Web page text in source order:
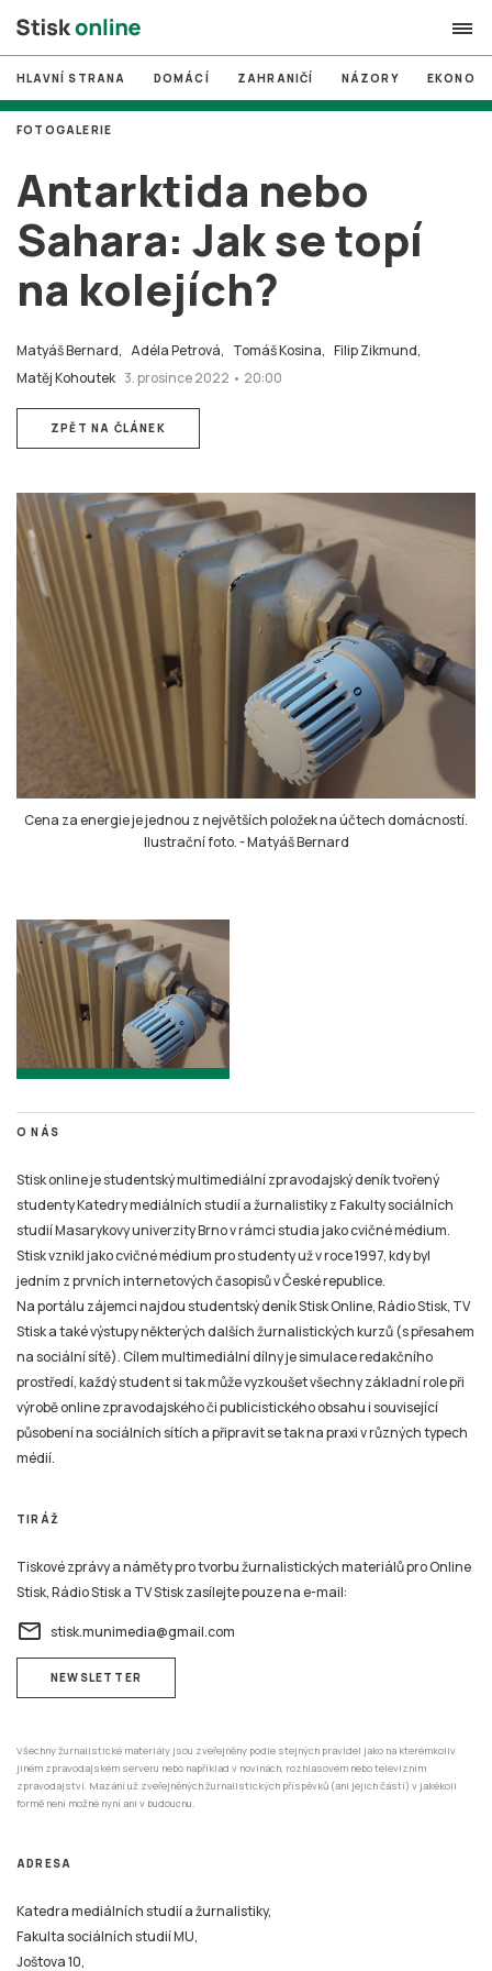
search
# MUNI
# Brno
# volby
login PŘIHLÁSIT SE
Založit nový účet
HLAVNÍ STRANA DOMÁCÍ ZAHRANIČÍ NÁZORY
Antarktida nebo
Sahara: Jak se topí
na kolejích?
Matyáš Bernard, Adéla Petrová, Tomáš Kosina, Filip Zikmund,
Matěj Kohoutek 3. prosince 2022 • 20:00
FOTOGALERIE
ZPĚT NA ČLÁNEK
Cena za energie je jednou z největších položek na účtech domácností.
Ilustrační foto.-Matyáš Bernard
O NÁS
Stisk online je studentský multimediální zpravodajský deník tvořený
studenty Katedry mediálních studií a žurnalistiky z Fakulty sociálních
studií Masarykovy univerzity Brno v rámci studia jako cvičné médium.
Stisk vznikl jako cvičné médium pro studenty už v roce 1997, kdy byl
jedním z prvních internetových časopisů v České republice.
Na portálu zájemci najdou studentský deník Stisk Online, Rádio Stisk, TV
Stisk a také výstupy některých dalších žurnalistických kurzů (s přesahem
na sociální sítě). Cílem multimediální dílny je simulace redakčního
prostředí, každý student si tak může vyzkoušet všechny základní role při
výrobě online zpravodajského či publicistického obsahu i související
působení na sociálních sítích a připravit se tak na praxi v různých typech
médií.
TIRÁŽ
Tiskové zprávy a náměty pro tvorbu žurnalistických materiálů pro Online
Stisk, Rádio Stisk a TV Stisk zasílejte pouze na e-mail:
email stisk.munimedia@gmail.com
NEWSLETTER
Všechny žurnalistické materiály jsou zveřejněny podle stejných pravidel jako na kterémkoliv
jiném zpravodajském serveru nebo například v novinách, rozhlasovém nebo televizním
zpravodajství. Mazání už zveřejněných žurnalistických příspěvků (ani jejich částí) v jakékoli
formě není možné nyní ani v budoucnu.
ADRESA
Katedra mediálních studií a žurnalistiky,
Fakulta sociálních studií MU,
Joštova 10,